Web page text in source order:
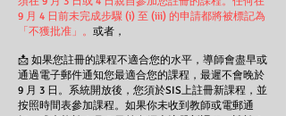
9 月 4 日前未完成步驟 (i) 至 (iii) 的申請都將被標記為
「不獲批准」。 或者，
📩 如果您註冊的課程不適合您的水平，導師會盡早或
通過電子郵件通知您最適合您的課程，最遲不會晚於
9 月 3 日。系統開放後，您須於SIS上註冊新課程，並
按照時間表參加課程。如果你未收到教師或電郵通